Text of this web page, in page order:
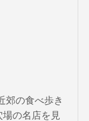
郊の食べ歩き
の名店を見